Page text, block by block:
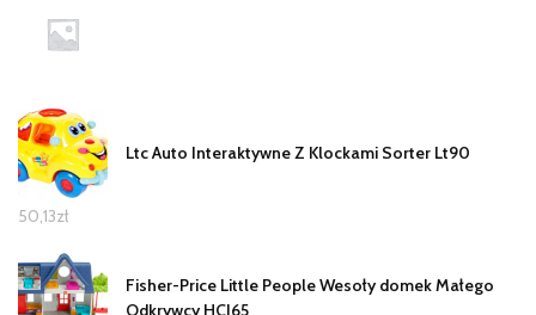
Ltc Auto Interaktywne Z Klockami Sorter Lt90
50,13zł
Fisher-Price Little People Wesoły domek Małego
Odkrywcy HCJ65